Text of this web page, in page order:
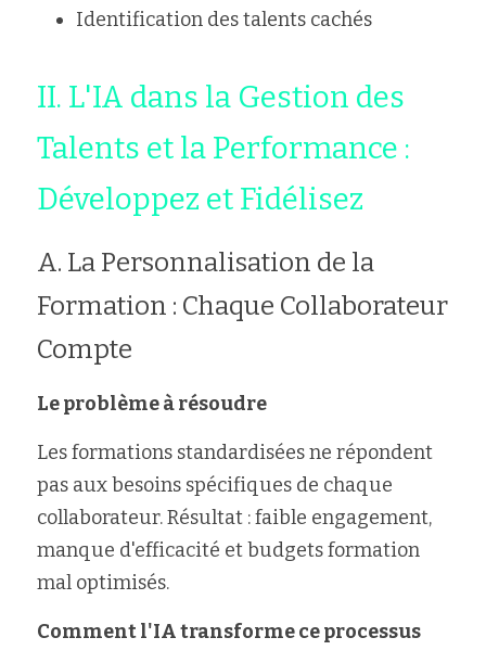
Identification des talents cachés
II. L'IA dans la Gestion des
Talents et la Performance :
Développez et Fidélisez
A. La Personnalisation de la
Formation : Chaque Collaborateur
Compte
Le problème à résoudre
Les formations standardisées ne répondent
pas aux besoins spécifiques de chaque
collaborateur. Résultat : faible engagement,
manque d'efficacité et budgets formation
mal optimisés.
Comment l'IA transforme ce processus